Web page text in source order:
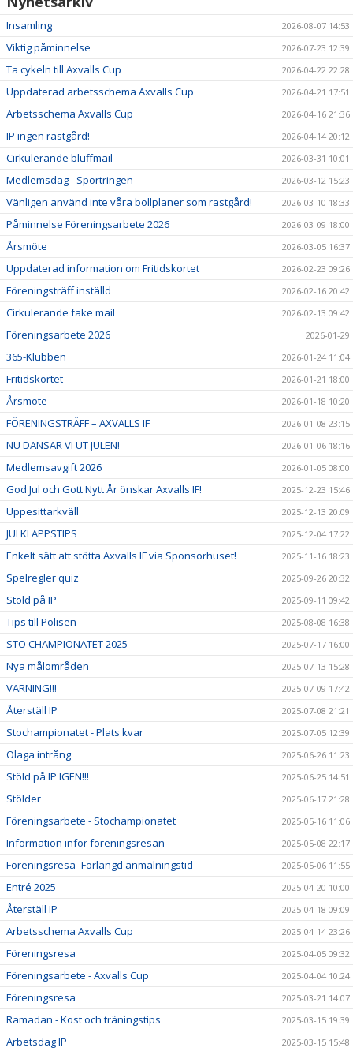
Insamling 2026-08-07 14:53
Viktig påminnelse 2026-07-23 12:39
Ta cykeln till Axvalls Cup 2026-04-22 22:28
Uppdaterad arbetsschema Axvalls Cup 2026-04-21 17:51
Arbetsschema Axvalls Cup 2026-04-16 21:36
IP ingen rastgård! 2026-04-14 20:12
Cirkulerande bluffmail 2026-03-31 10:01
Medlemsdag - Sportringen 2026-03-12 15:23
Vänligen använd inte våra bollplaner som rastgård! 2026-03-10 18:33
Påminnelse Föreningsarbete 2026 2026-03-09 18:00
Årsmöte 2026-03-05 16:37
Uppdaterad information om Fritidskortet 2026-02-23 09:26
Föreningsträff inställd 2026-02-16 20:42
Cirkulerande fake mail 2026-02-13 09:42
Föreningsarbete 2026 2026-01-29
365-Klubben 2026-01-24 11:04
Fritidskortet 2026-01-21 18:00
Årsmöte 2026-01-18 10:20
FÖRENINGSTRÄFF – AXVALLS IF 2026-01-08 23:15
NU DANSAR VI UT JULEN! 2026-01-06 18:16
Medlemsavgift 2026 2026-01-05 08:00
God Jul och Gott Nytt År önskar Axvalls IF! 2025-12-23 15:46
Uppesittarkväll 2025-12-13 20:09
JULKLAPPSTIPS 2025-12-04 17:22
Enkelt sätt att stötta Axvalls IF via Sponsorhuset! 2025-11-16 18:23
Spelregler quiz 2025-09-26 20:32
Stöld på IP 2025-09-11 09:42
Tips till Polisen 2025-08-08 16:38
STO CHAMPIONATET 2025 2025-07-17 16:00
Nya målområden 2025-07-13 15:28
VARNING!!! 2025-07-09 17:42
Återställ IP 2025-07-08 21:21
Stochampionatet - Plats kvar 2025-07-05 12:39
Olaga intrång 2025-06-26 11:23
Stöld på IP IGEN!!! 2025-06-25 14:51
Stölder 2025-06-17 21:28
Föreningsarbete - Stochampionatet 2025-05-16 11:06
Information inför föreningsresan 2025-05-08 22:17
Föreningsresa- Förlängd anmälningstid 2025-05-06 11:55
Entré 2025 2025-04-20 10:00
Återställ IP 2025-04-18 09:09
Arbetsschema Axvalls Cup 2025-04-14 23:26
Föreningsresa 2025-04-05 09:32
Föreningsarbete - Axvalls Cup 2025-04-04 10:24
Föreningsresa 2025-03-21 14:07
Ramadan - Kost och träningstips 2025-03-15 19:39
Arbetsdag IP 2025-03-15 15:48